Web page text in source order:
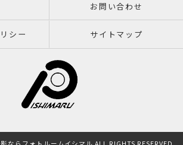
お問い合わせ
シー サイトマップ